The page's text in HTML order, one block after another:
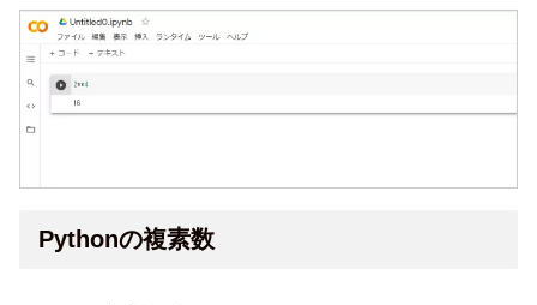
Pythonの複素数